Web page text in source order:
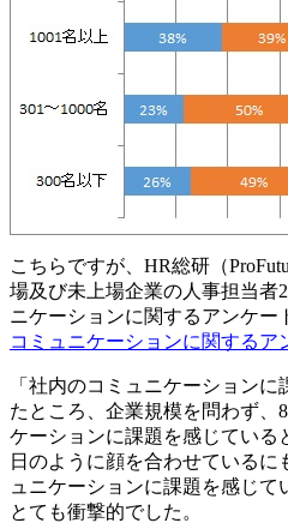
こちらですが、HR総研（
場及び未上場企業の人事担当者
ニケーションに関するアンケー
コミュニケーションに関するア
「社内のコミュニケーション
たところ、企業規模を問わず、
ケーションに課題を感じている
日のように顔を合わせているに
ュニケーションに課題を感じ
とても衝撃的でした。